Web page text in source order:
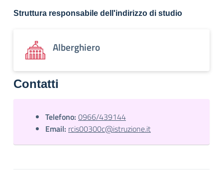
Struttura responsabile dell'indirizzo di studio
Alberghiero
Contatti
Telefono: 0966/439144
Email: rcis00300c@istruzione.it